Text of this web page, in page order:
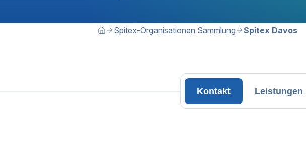
Breadcrumbnavigation
Sie befinden sich hier:
HomeSpitex-Organisationen Sammlung Spitex Davos
Kontakt Leistungen